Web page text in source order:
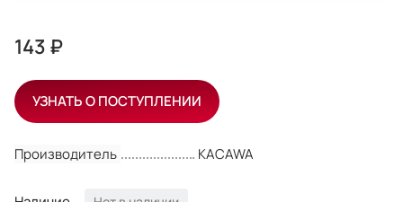
Производитель KACAWA
143 ₽
УЗНАТЬ О ПОСТУПЛЕНИИ